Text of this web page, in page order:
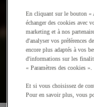
Demander un
En cliquant sur le bouton «
échanger des cookies avec
marketing et à nos
d'analyser vos préférences
encore plus adaptés à vos
d'informations sur les
« Paramètres des cookies ».
Et si vous choisissez de
Pour en savoir plus, vous